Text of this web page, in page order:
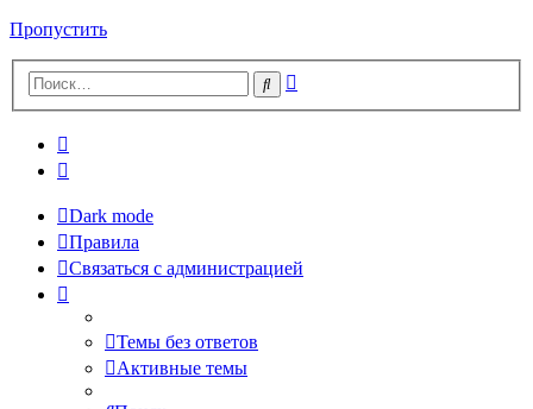
Пропустить
Поиск
Dark mode
Правила
Связаться с администрацией
Темы без ответов
Активные темы